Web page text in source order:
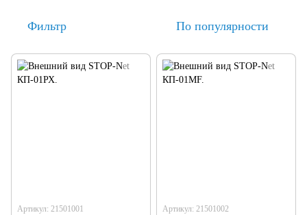
Фильтр По популярности
Артикул: 21501001 Артикул: 21501002